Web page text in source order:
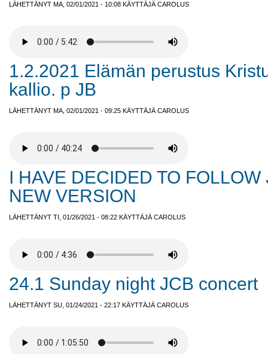
LÄHETTÄNYT MA, 02/01/2021 - 10:08 KÄYTTÄJÄ CAROLUS
1.2.2021 Elämän perustus
kallio. p JB
LÄHETTÄNYT MA, 02/01/2021 - 09:25 KÄYTTÄJÄ CAROLUS
I HAVE DECIDED TO FOLLOW
NEW VERSION
LÄHETTÄNYT TI, 01/26/2021 - 08:22 KÄYTTÄJÄ CAROLUS
24.1 Sunday night JCB concert
LÄHETTÄNYT SU, 01/24/2021 - 22:17 KÄYTTÄJÄ CAROLUS